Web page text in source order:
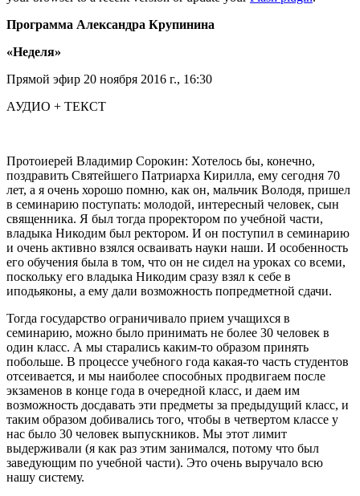
Программа Александра Крупинина
«Неделя»
Прямой эфир 20 ноября 2016 г., 16:30
АУДИО + ТЕКСТ
Протоиерей Владимир Сорокин: Хотелось бы, конечно,
поздравить Святейшего Патриарха Кирилла, ему сегодня 70
лет, а я очень хорошо помню, как он, мальчик Володя, пришел
в семинарию поступать: молодой, интересный человек, сын
священника. Я был тогда проректором по учебной части,
владыка Никодим был ректором. И он поступил в семинарию
и очень активно взялся осваивать науки наши. И особенность
его обучения была в том, что он не сидел на уроках со всеми,
поскольку его владыка Никодим сразу взял к себе в
иподьяконы, а ему дали возможность попредметной сдачи.
Тогда государство ограничивало прием учащихся в
семинарию, можно было принимать не более 30 человек в
один класс. А мы старались каким-то образом принять
побольше. В процессе учебного года какая-то часть студентов
отсеивается, и мы наиболее способных продвигаем после
экзаменов в конце года в очередной класс, и даем им
возможность досдавать эти предметы за предыдущий класс, и
таким образом добивались того, чтобы в четвертом классе у
нас было 30 человек выпускников. Мы этот лимит
выдерживали (я как раз этим занимался, потому что был
заведующим по учебной части). Это очень выручало всю
нашу систему.